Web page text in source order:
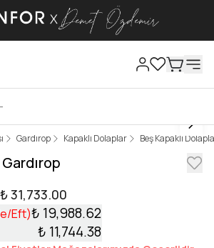
Gardırop Kapaklı Dolaplar Beş Kapaklı
₺ 31,733.00
Eft)₺ 19,988.62
₺ 11,744.38